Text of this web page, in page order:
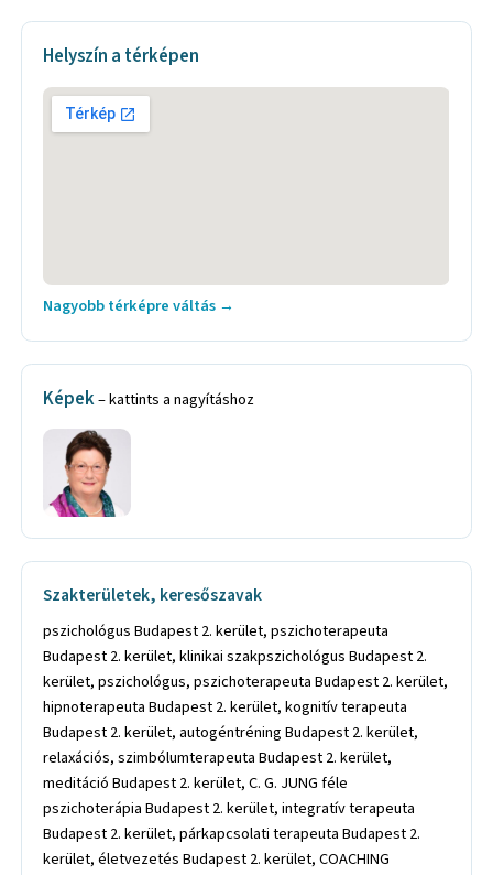
Helyszín a térképen
Nagyobb térképre váltás →
Képek– kattints a nagyításhoz
Szakterületek, keresőszavak
pszichológus Budapest 2. kerület, pszichoterapeuta
Budapest 2. kerület, klinikai szakpszichológus Budapest 2.
kerület, pszichológus, pszichoterapeuta Budapest 2. kerület,
hipnoterapeuta Budapest 2. kerület, kognitív terapeuta
Budapest 2. kerület, autogéntréning Budapest 2. kerület,
relaxációs, szimbólumterapeuta Budapest 2. kerület,
meditáció Budapest 2. kerület, C. G. JUNG féle
pszichoterápia Budapest 2. kerület, integratív terapeuta
Budapest 2. kerület, párkapcsolati terapeuta Budapest 2.
kerület, életvezetés Budapest 2. kerület, COACHING